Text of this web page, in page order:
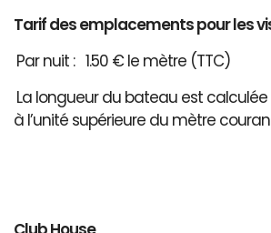
Tarif des emplacements pour les
Par nuit : 1.50 € le mètre (TTC)
La longueur du bateau est
à l’unité supérieure du mètre